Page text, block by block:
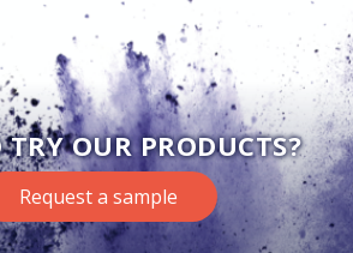
TRY OUR PRODUCTS?
Request a sample